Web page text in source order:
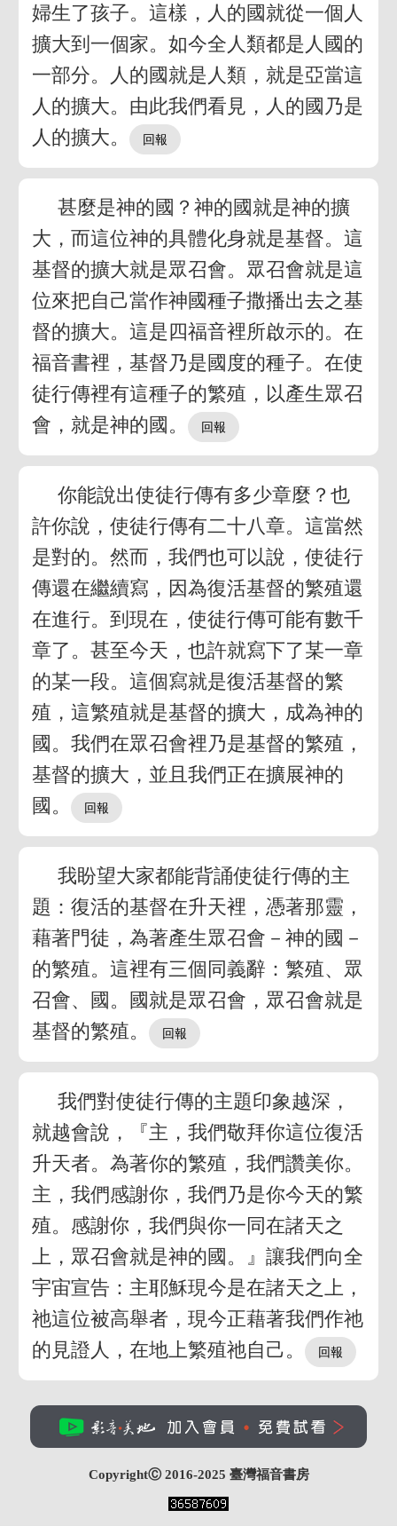
婦生了孩子。這樣，人的國就從一個人
擴大到一個家。如今全人類都是人國的
一部分。人的國就是人類，就是亞當這
人的擴大。由此我們看見，人的國乃是
人的擴大。
甚麼是神的國？神的國就是神的擴
大，而這位神的具體化身就是基督。這
基督的擴大就是眾召會。眾召會就是這
位來把自己當作神國種子撒播出去之基
督的擴大。這是四福音裡所啟示的。在
福音書裡，基督乃是國度的種子。在使
徒行傳裡有這種子的繁殖，以產生眾召
會，就是神的國。
你能說出使徒行傳有多少章麼？也
許你說，使徒行傳有二十八章。這當然
是對的。然而，我們也可以說，使徒行
傳還在繼續寫，因為復活基督的繁殖還
在進行。到現在，使徒行傳可能有數千
章了。甚至今天，也許就寫下了某一章
的某一段。這個寫就是復活基督的繁
殖，這繁殖就是基督的擴大，成為神的
國。我們在眾召會裡乃是基督的繁殖，
基督的擴大，並且我們正在擴展神的
國。
我盼望大家都能背誦使徒行傳的主
題：復活的基督在升天裡，憑著那靈，
藉著門徒，為著產生眾召會－神的國－
的繁殖。這裡有三個同義辭：繁殖、眾
召會、國。國就是眾召會，眾召會就是
基督的繁殖。
我們對使徒行傳的主題印象越深，
就越會說，『主，我們敬拜你這位復活
升天者。為著你的繁殖，我們讚美你。
主，我們感謝你，我們乃是你今天的繁
殖。感謝你，我們與你一同在諸天之
上，眾召會就是神的國。』讓我們向全
宇宙宣告：主耶穌現今是在諸天之上，
祂這位被高舉者，現今正藉著我們作祂
的見證人，在地上繁殖祂自己。
CopyrightⒸ 2016-2025 臺灣福音書房